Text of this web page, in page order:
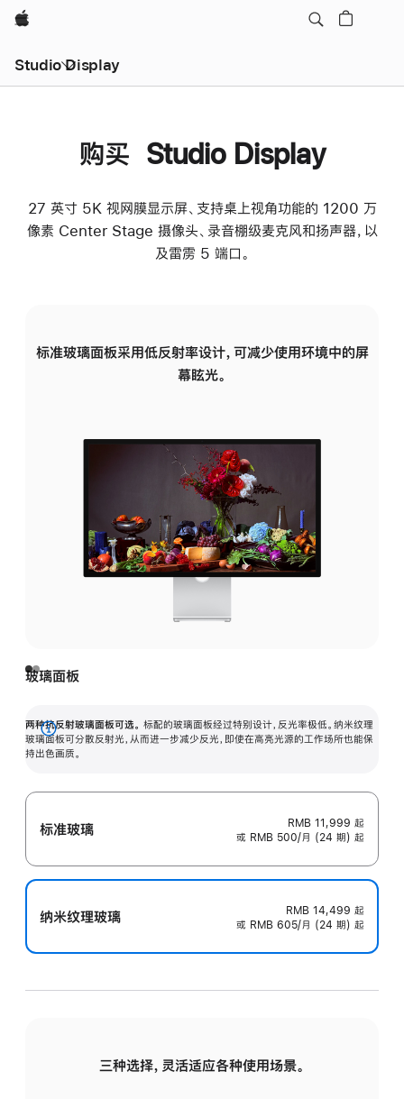
Apple
Studio Display
购买 Studio Display
27 英寸 5K 视网膜显示屏、支持桌上视角功能的 1200 万
像素 Center Stage 摄像头、录音棚级麦克风和扬声器，以
及雷雳 5 端口。
标准玻璃面板采用低反射率设计，可减少使用环境中的屏
幕眩光。
玻璃面板
两种抗反射玻璃面板可选。 标配的玻璃面板经过特别设计，反光率极低。纳米纹理
玻璃面板可分散反射光，从而进一步减少反光，即使在高亮光源的工作场所也能保
持出色画质。
展
开
标准玻璃 RMB 11,999 起
或 RMB 500/月 (24 期) 起
纳米纹理玻璃 RMB 14,499 起
或 RMB 605/月 (24 期) 起
三种选择，灵活适应各种使用场景。